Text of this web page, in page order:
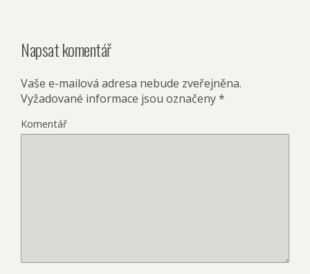
Napsat komentář
Vaše e-mailová adresa nebude zveřejněna.
Vyžadované informace jsou označeny*
Komentář